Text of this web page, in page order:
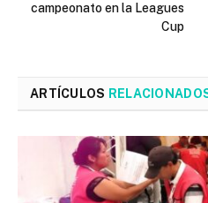
campeonato en la Leagues
Cup
ARTÍCULOS